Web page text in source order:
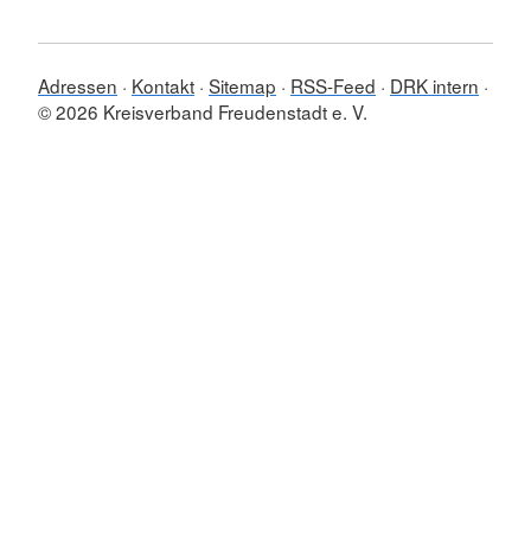
Adressen Kontakt Sitemap RSS-Feed
DRK intern
© 2026 Kreisverband Freudenstadt e. V.